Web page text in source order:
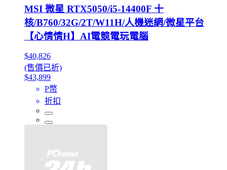
MSI 微星 RTX5050/i5-14400F 十
核/B760/32G/2T/W11H/人機迷網/微星平台
【心情情H】AI電競電玩電腦
$40,826
(售價已折)
$43,899
P幣
折扣